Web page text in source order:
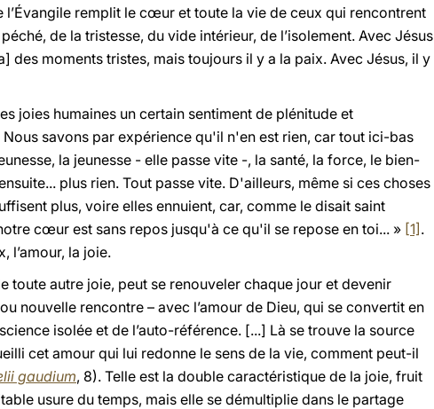
l’Évangile remplit le cœur et toute la vie de ceux qui rencontrent
de la tristesse, du vide intérieur, de l’isolement. Avec Jésus
des moments tristes, mais toujours il y a la paix. Avec Jésus, il y
joies humaines un certain sentiment de plénitude et
savons par expérience qu'il n'en est rien, car tout ici-bas
la jeunesse - elle passe vite -, la santé, la force, le bien-
plus rien. Tout passe vite. D'ailleurs, même si ces choses
plus, voire elles ennuient, car, comme le disait saint
cœur est sans repos jusqu'à ce qu'il se repose en toi... » [1] .
l’amour, la joie.
toute autre joie, peut se renouveler chaque jour et devenir
nouvelle rencontre – avec l’amour de Dieu, qui se convertit en
isolée et de l’auto-référence. [...] Là se trouve la source
cet amour qui lui redonne le sens de la vie, comment peut-il
gaudium, 8). Telle est la double caractéristique de la joie, fruit
usure du temps, mais elle se démultiplie dans le partage